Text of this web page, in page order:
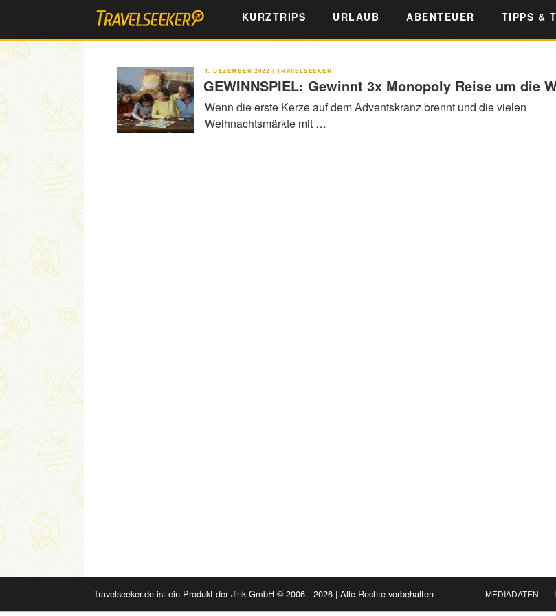
springen
KURZTRIPS URLAUB ABENTEUER TIPPS &
VERÖFFENTLICHT
1. DEZEMBER 2022 | TRAVELSEEKER
GEWINNSPIEL: Gewinnt 3x Monopoly Reise um die
Wenn die erste Kerze auf dem Adventskranz brennt und die vielen
Weihnachtsmärkte mit …
Travelseeker.de ist ein Produkt der Jink GmbH © 2006 - 2026 | Alle Rechte vorbehalten MEDIADATEN